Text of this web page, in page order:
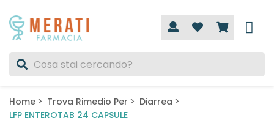
Home Trova Rimedio Per
Diarrea
LFP ENTEROTAB 24 CAPSULE